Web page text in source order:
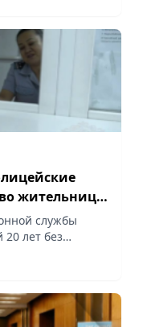
жительнице
службы
лет без